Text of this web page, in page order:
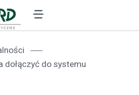
dołączyć do systemu